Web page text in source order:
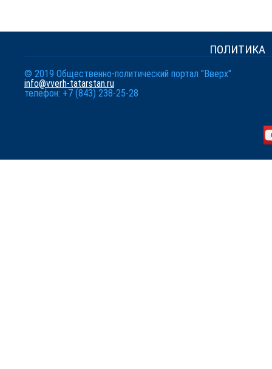
ПОЛИТИКА
© 2019 Общественно-политический портал "Вверх"
info@vverh-tatarstan.ru
телефон: +7 (843) 238-25-28